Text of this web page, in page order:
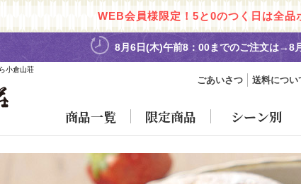
WEB会員様限定！5と0のつく日は全
小倉山荘
8月6日(木)午前8：00までのご注文は→8
ごあいさつ 送料につい
商品一覧 限定商品 シーン別